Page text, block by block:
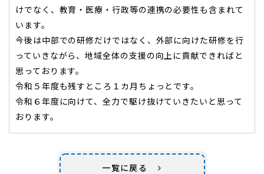
けでなく、教育・医療・行政等の連携の必要性も含まれて
います。
今後は中部での研修だけではなく、外部に向けた研修を行
っていきながら、地域全体の支援の向上に貢献できればと
思っております。
令和５年度も残すところ１カ月ちょっとです。
令和６年度に向けて、全力で駆け抜けていきたいと思って
おります。
一覧に戻る